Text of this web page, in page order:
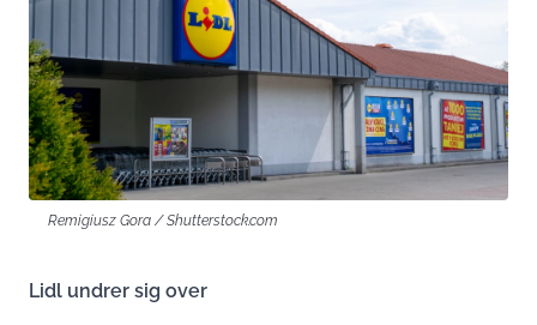
Remigiusz Gora / Shutterstock.com
Lidl undrer sig over